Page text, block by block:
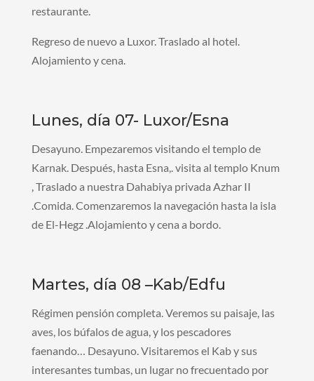
restaurante.
Regreso de nuevo a Luxor. Traslado al hotel.
Alojamiento y cena.
Lunes, día 07- Luxor/Esna
Desayuno. Empezaremos visitando el templo de
Karnak. Después, hasta Esna,. visita al templo Knum
, Traslado a nuestra Dahabiya privada Azhar II
.Comida. Comenzaremos la navegación hasta la isla
de El-Hegz .Alojamiento y cena a bordo.
Martes, día 08 –Kab/Edfu
Régimen pensión completa. Veremos su paisaje, las
aves, los búfalos de agua, y los pescadores
faenando… Desayuno. Visitaremos el Kab y sus
interesantes tumbas, un lugar no frecuentado por